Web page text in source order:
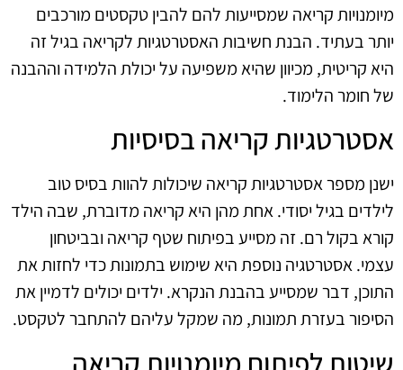
מיומנויות קריאה שמסייעות להם להבין טקסטים מורכבים
יותר בעתיד. הבנת חשיבות האסטרטגיות לקריאה בגיל זה
היא קריטית, מכיוון שהיא משפיעה על יכולת הלמידה וההבנה
של חומר הלימוד.
אסטרטגיות קריאה בסיסיות
ישנן מספר אסטרטגיות קריאה שיכולות להוות בסיס טוב
לילדים בגיל יסודי. אחת מהן היא קריאה מדוברת, שבה הילד
קורא בקול רם. זה מסייע בפיתוח שטף קריאה ובביטחון
עצמי. אסטרטגיה נוספת היא שימוש בתמונות כדי לחזות את
התוכן, דבר שמסייע בהבנת הנקרא. ילדים יכולים לדמיין את
הסיפור בעזרת תמונות, מה שמקל עליהם להתחבר לטקסט.